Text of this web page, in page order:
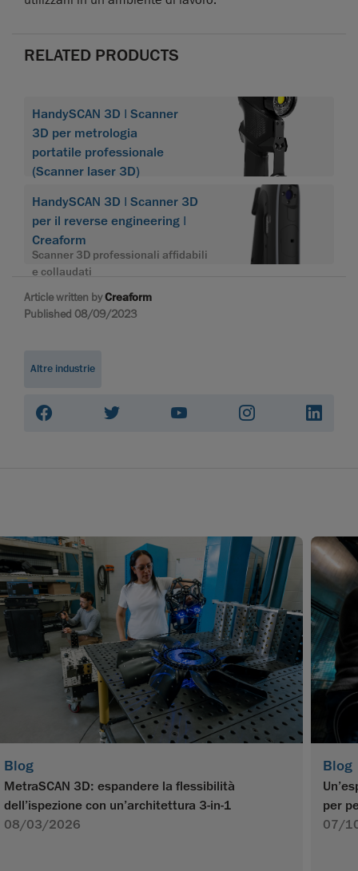
RELATED PRODUCTS
HandySCAN 3D | Scanner
3D per metrologia
portatile professionale
(Scanner laser 3D)
HandySCAN 3D | Scanner 3D
per il reverse engineering |
Creaform
Scanner 3D professionali affidabili
e collaudati
Article written byCreaform
Published 08/09/2023
Altre industrie
Blog
MetraSCAN 3D: espandere la flessibilità
dell’ispezione con un’architettura 3-in-1
08/03/2026
Blog
per
07/